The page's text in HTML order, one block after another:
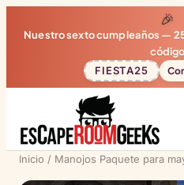
🎉
Nuestro sexto cumpleaños —
código
FIESTA25
Inicio / Manojos Paquete para